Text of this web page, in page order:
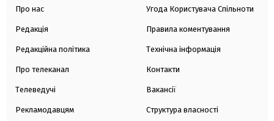
Про нас
Редакція
Редакційна політика
Про телеканал
Телеведучі
Рекламодавцям
Угода Користувача Спільноти
Правила коментування
Технічна інформація
Контакти
Вакансії
Структура власності